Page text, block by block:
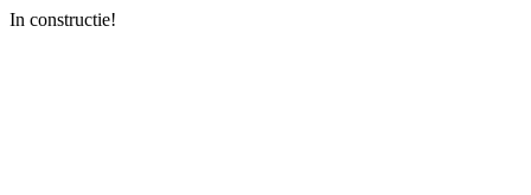
In constructie!